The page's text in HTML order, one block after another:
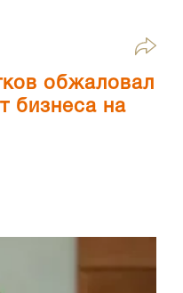
обжаловал
бизнеса на